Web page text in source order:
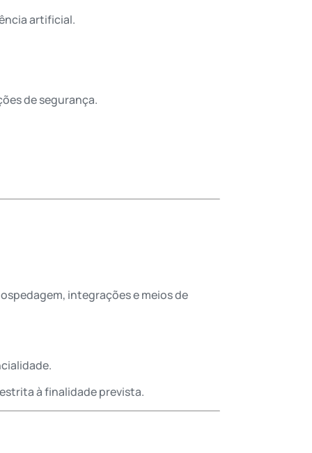
artificial.
de segurança.
integrações e meios de
à finalidade prevista.